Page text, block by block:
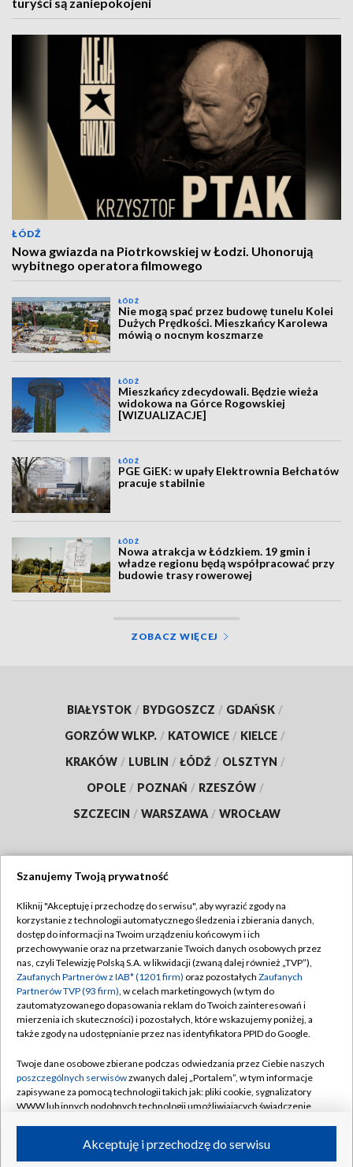
turyści są zaniepokojeni
ŁÓDŹ
Nowa gwiazda na Piotrkowskiej w Łodzi. Uhonorują
wybitnego operatora filmowego
ŁÓDŹ
Nie mogą spać przez budowę tunelu Kolei
Dużych Prędkości. Mieszkańcy Karolewa
mówią o nocnym koszmarze
ŁÓDŹ
Mieszkańcy zdecydowali. Będzie wieża
widokowa na Górce Rogowskiej
[WIZUALIZACJE]
ŁÓDŹ
PGE GiEK: w upały Elektrownia Bełchatów
pracuje stabilnie
ŁÓDŹ
Nowa atrakcja w Łódzkiem. 19 gmin i
władze regionu będą współpracować przy
budowie trasy rowerowej
ZOBACZ WIĘCEJ
BIAŁYSTOK / BYDGOSZCZ / GDAŃSK /
GORZÓW WLKP. / KATOWICE / KIELCE /
KRAKÓW / LUBLIN / ŁÓDŹ / OLSZTYN /
OPOLE / POZNAŃ / RZESZÓW /
SZCZECIN / WARSZAWA / WROCŁAW
TVP
Abonament TVP
Emisja w TVP
Centrum informacji TVP
Naziemna Telewizja Cyfrowa
Rada Programowa
System NOS
Informacje o nadawcy
Program dla prasy
Regulamin TVP
Polityka prywatności
Moje zgody
Pomoc
Kontakt
Kanały
Szanujemy Twoją prywatność
Kliknij "Akceptuję i przechodzę do serwisu", aby wyrazić zgody na
korzystanie z technologii automatycznego śledzenia i zbierania danych,
dostęp do informacji na Twoim urządzeniu końcowym i ich
przechowywanie oraz na przetwarzanie Twoich danych osobowych przez
nas, czyli Telewizję Polską S.A. w likwidacji (zwaną dalej również „TVP”),
Zaufanych Partnerów z IAB* (1201 firm) oraz pozostałych Zaufanych
Partnerów TVP (93 firm), w celach marketingowych (w tym do
zautomatyzowanego dopasowania reklam do Twoich zainteresowań i
mierzenia ich skuteczności) i pozostałych, które wskazujemy poniżej, a
także zgody na udostępnianie przez nas identyfikatora PPID do Google.
Twoje dane osobowe zbierane podczas odwiedzania przez Ciebie naszych
poszczególnych serwisówzwanych dalej „Portalem”, w tym informacje
zapisywane za pomocą technologii takich jak: pliki cookie, sygnalizatory
WWW lub innych podobnych technologii umożliwiających świadczenie
ruchu w Internecie.Akceptuję i przechodzę do serwisu